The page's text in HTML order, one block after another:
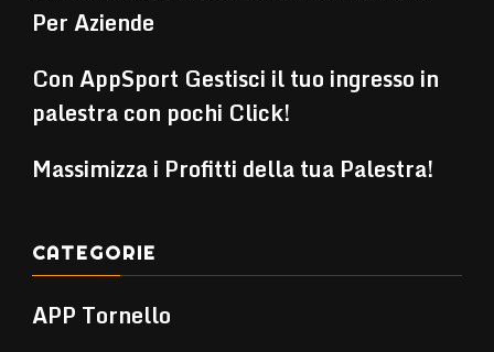
Per Aziende
Con AppSport Gestisci il tuo ingresso in
palestra con pochi Click!
Massimizza i Profitti della tua Palestra!
CATEGORIE
APP Tornello